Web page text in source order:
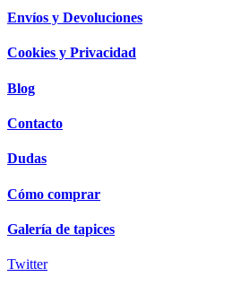
Envíos y Devoluciones
Cookies y Privacidad
Blog
Contacto
Dudas
Cómo comprar
Galería de tapices
Twitter